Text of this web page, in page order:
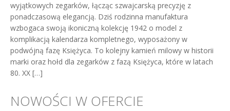
wyjątkowych zegarków, łącząc szwajcarską precyzję z
ponadczasową elegancją. Dziś rodzinna manufaktura
wzbogaca swoją ikoniczną kolekcję 1942 o model z
komplikacją kalendarza kompletnego, wyposażony w
podwójną fazę Księżyca. To kolejny kamień milowy w historii
marki oraz hołd dla zegarków z fazą Księżyca, które w latach
80. XX […]
NOWOŚCI W OFERCIE